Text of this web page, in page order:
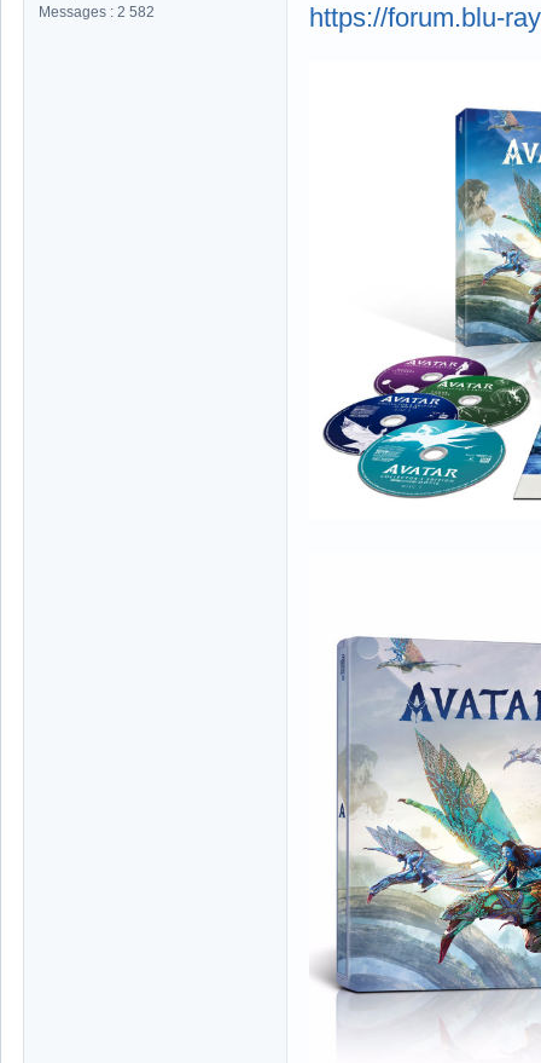
Messages : 2 582
https://forum.blu-